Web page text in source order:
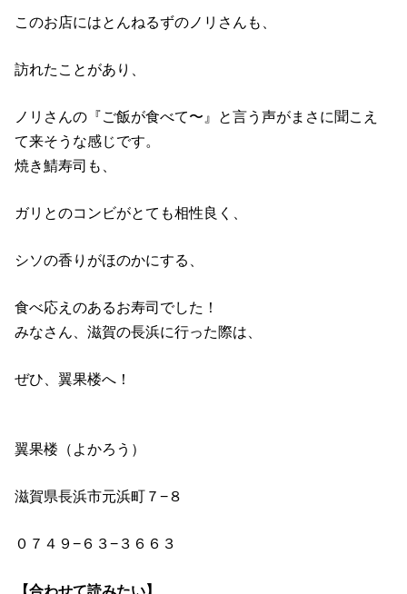
このお店にはとんねるずのノリさんも、
訪れたことがあり、
ノリさんの『ご飯が食べて〜』と言う声がまさに聞こえ
て来そうな感じです。
焼き鯖寿司も、
ガリとのコンビがとても相性良く、
シソの香りがほのかにする、
食べ応えのあるお寿司でした！
みなさん、滋賀の長浜に行った際は、
ぜひ、翼果楼へ！
翼果楼（よかろう）
滋賀県長浜市元浜町７−８
０７４９−６３−３６６３